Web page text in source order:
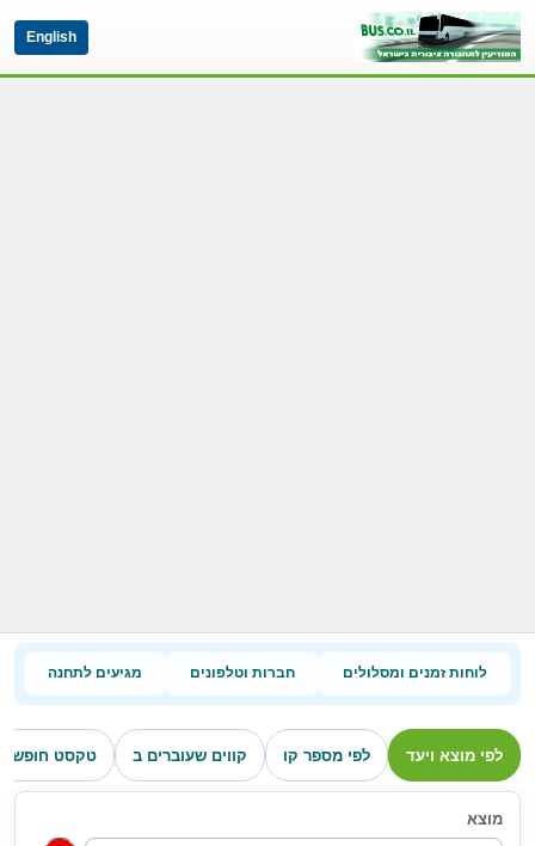
English
לוחות זמנים ומסלולים חברות וטלפונים מגיעים לתחנה
לפי מוצא ויעד לפי מספר קו קווים שעוברים ב טקסט חופשי
מוצא